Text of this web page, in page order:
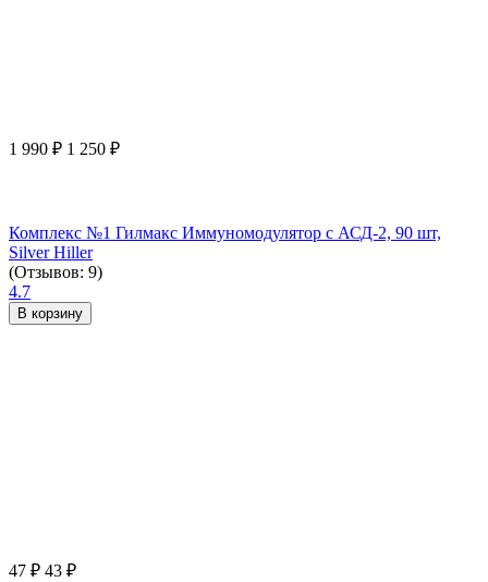
1 990 ₽ 1 250 ₽
Комплекс №1 Гилмакс Иммуномодулятор с АСД-2, 90 шт,
Silver Hiller
(Отзывов: 9)
4.7
В корзину
47 ₽ 43 ₽